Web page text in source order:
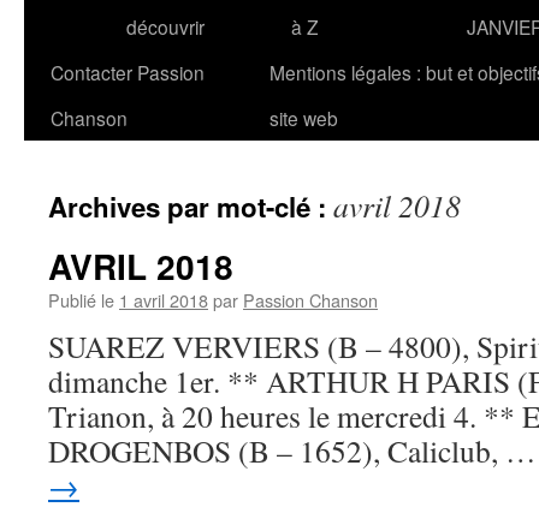
découvrir
à Z
Contacter Passion
Chanson
Mentions légales : but et
site web
Archives par mot-clé : avril 2018
AVRIL 2018
Publié le 1 avril 2018par Passion Chanson
SUAREZ VERVIERS (B – 4800),
dimanche 1er. ** ARTHUR H PARIS
Trianon, à 20 heures le mercredi 4. **
DROGENBOS (B – 1652), Caliclub,
→